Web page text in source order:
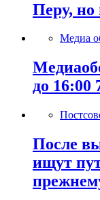
Перу, но
Медиа
до 16:00
После
ищут